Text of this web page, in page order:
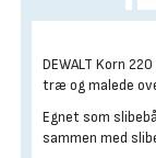
DEWALT Korn
træ og malede
Egnet som
sammen med